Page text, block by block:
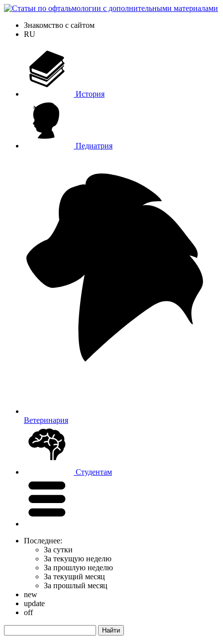
Знакомство с сайтом
RU
История
Педиатрия
Ветеринария
Студентам
Последнее:
За сутки
За текущую неделю
За прошлую неделю
За текущий месяц
За прошлый месяц
new
update
off